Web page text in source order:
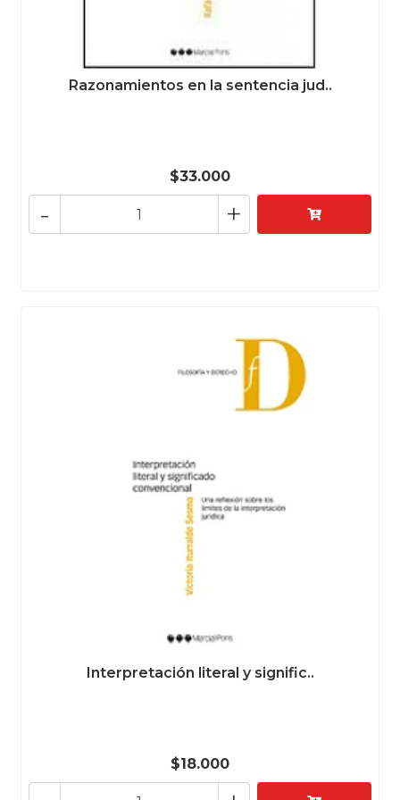
Razonamientos en la sentencia jud..
$33.000
+
-
Interpretación literal y signific..
$18.000